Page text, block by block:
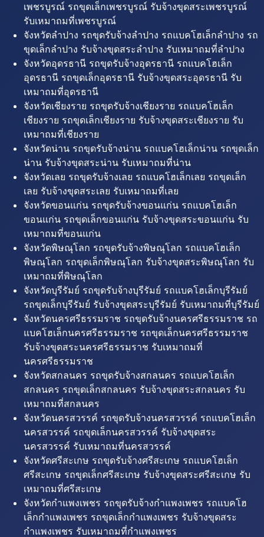
เพชรบูรณ์ รถขุดเล็กเพชรบูรณ์ รับจ้างขุดสระเพชรบูรณ์
รับเหมาถมที่เพชรบูรณ์
จังหวัดลำปาง รถขุดรับจ้างลำปาง รถแบคโฮเล็กลำปาง รถ
ขุดเล็กลำปาง รับจ้างขุดสระลำปาง รับเหมาถมที่ลำปาง
จังหวัดอุดรธานี รถขุดรับจ้างอุดรธานี รถแบคโฮเล็ก
อุดรธานี รถขุดเล็กอุดรธานี รับจ้างขุดสระอุดรธานี รับ
เหมาถมที่อุดรธานี
จังหวัดเชียงราย รถขุดรับจ้างเชียงราย รถแบคโฮเล็ก
เชียงราย รถขุดเล็กเชียงราย รับจ้างขุดสระเชียงราย รับ
เหมาถมที่เชียงราย
จังหวัดน่าน รถขุดรับจ้างน่าน รถแบคโฮเล็กน่าน รถขุดเล็ก
น่าน รับจ้างขุดสระน่าน รับเหมาถมที่น่าน
จังหวัดเลย รถขุดรับจ้างเลย รถแบคโฮเล็กเลย รถขุดเล็ก
เลย รับจ้างขุดสระเลย รับเหมาถมที่เลย
จังหวัดขอนแก่น รถขุดรับจ้างขอนแก่น รถแบคโฮเล็ก
ขอนแก่น รถขุดเล็กขอนแก่น รับจ้างขุดสระขอนแก่น รับ
เหมาถมที่ขอนแก่น
จังหวัดพิษณุโลก รถขุดรับจ้างพิษณุโลก รถแบคโฮเล็ก
พิษณุโลก รถขุดเล็กพิษณุโลก รับจ้างขุดสระพิษณุโลก รับ
เหมาถมที่พิษณุโลก
จังหวัดบุรีรัมย์ รถขุดรับจ้างบุรีรัมย์ รถแบคโฮเล็กบุรีรัมย์
รถขุดเล็กบุรีรัมย์ รับจ้างขุดสระบุรีรัมย์ รับเหมาถมที่บุรีรัมย์
จังหวัดนครศรีธรรมราช รถขุดรับจ้างนครศรีธรรมราช รถ
แบคโฮเล็กนครศรีธรรมราช รถขุดเล็กนครศรีธรรมราช
รับจ้างขุดสระนครศรีธรรมราช รับเหมาถมที่
นครศรีธรรมราช
จังหวัดสกลนคร รถขุดรับจ้างสกลนคร รถแบคโฮเล็ก
สกลนคร รถขุดเล็กสกลนคร รับจ้างขุดสระสกลนคร รับ
เหมาถมที่สกลนคร
จังหวัดนครสวรรค์ รถขุดรับจ้างนครสวรรค์ รถแบคโฮเล็ก
นครสวรรค์ รถขุดเล็กนครสวรรค์ รับจ้างขุดสระ
นครสวรรค์ รับเหมาถมที่นครสวรรค์
จังหวัดศรีสะเกษ รถขุดรับจ้างศรีสะเกษ รถแบคโฮเล็ก
ศรีสะเกษ รถขุดเล็กศรีสะเกษ รับจ้างขุดสระศรีสะเกษ รับ
เหมาถมที่ศรีสะเกษ
จังหวัดกำแพงเพชร รถขุดรับจ้างกำแพงเพชร รถแบคโฮ
เล็กกำแพงเพชร รถขุดเล็กกำแพงเพชร รับจ้างขุดสระ
กำแพงเพชร รับเหมาถมที่กำแพงเพชร